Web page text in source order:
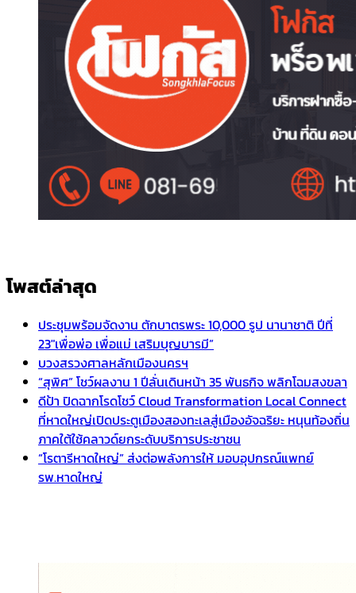
โพสต์ล่าสุด
ประชุมพร้อมจัดงาน ตักบาตรพระ 10,000 รูป นานาชาติ ปีที่
23″เพื่อพ่อ เพื่อแม่ เสริมบุญบารมี”
บวงสรวงศาลหลักเมืองนครฯ
“สุพิศ” โชว์ผลงาน 1 ปีลั่นเดินหน้า 35 พันธกิจ พลิกโฉมสงขลา
ดีป้า ปิดฉากโรดโชว์ Cloud Transformation Local Connect
ที่หาดใหญ่เปิดประตูเมืองสองทะเลสู่เมืองอัจฉริยะ หนุนท้องถิ่น
ภาคใต้ใช้คลาวด์ยกระดับบริการประชาชน
“โรตารีหาดใหญ่” ส่งต่อพลังการให้ มอบอุปกรณ์แพทย์
รพ.หาดใหญ่